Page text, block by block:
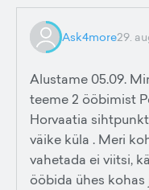
Ask4more29.
Alustame 05.09.
teeme 2 ööbimist
Horvaatia
väike küla . Meri
vahetada ei viitsi,
ööbida ühes